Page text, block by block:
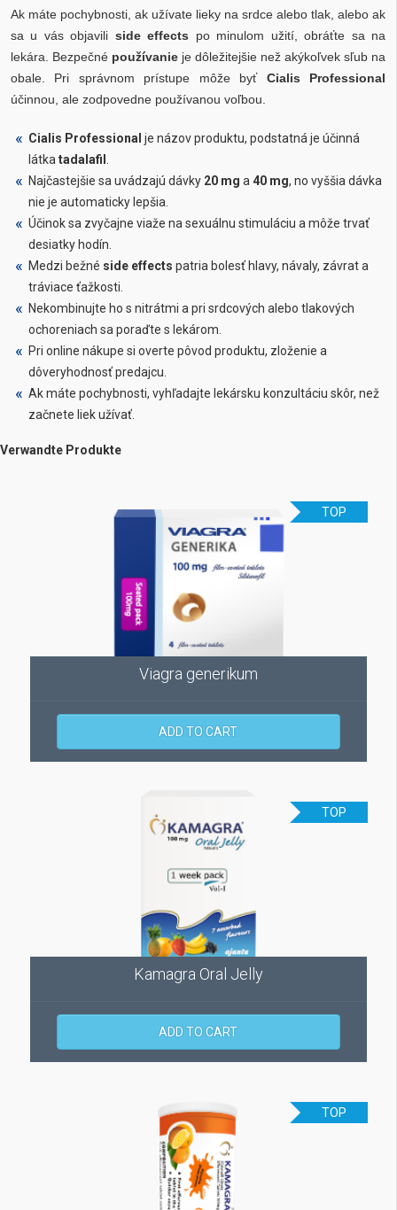
Ak máte pochybnosti, ak užívate lieky na srdce alebo tlak, alebo ak
sa u vás objavili side effects po minulom užití, obráťte sa na
lekára. Bezpečné používanie je dôležitejšie než akýkoľvek sľub na
obale. Pri správnom prístupe môže byť Cialis Professional
účinnou, ale zodpovedne používanou voľbou.
Cialis Professional je názov produktu, podstatná je účinná
látka tadalafil
Najčastejšie sa uvádzajú dávky 20 mg a 40 mg, no vyššia dávka
nie je automaticky lepšia.
Účinok sa zvyčajne viaže na sexuálnu stimuláciu a môže trvať
desiatky hodín.
Medzi bežné side effects patria bolesť hlavy, návaly, závrat a
tráviace ťažkosti.
Nekombinujte ho s nitrátmi a pri srdcových alebo tlakových
ochoreniach sa poraďte s lekárom.
Pri online nákupe si overte pôvod produktu, zloženie a
dôveryhodnosť predajcu.
Ak máte pochybnosti, vyhľadajte lekársku konzultáciu skôr, než
začnete liek užívať.
Verwandte Produkte
TOP
Viagra generikum
ADD TO CART
TOP
Kamagra Oral Jelly
ADD TO CART
TOP